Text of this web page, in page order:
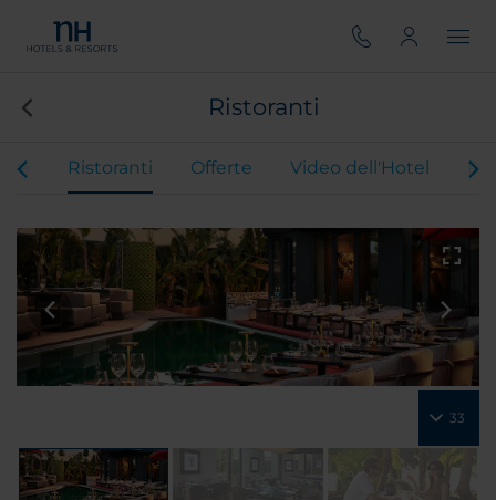
Ristoranti
Ristoranti Offerte Video dell'Hotel
33